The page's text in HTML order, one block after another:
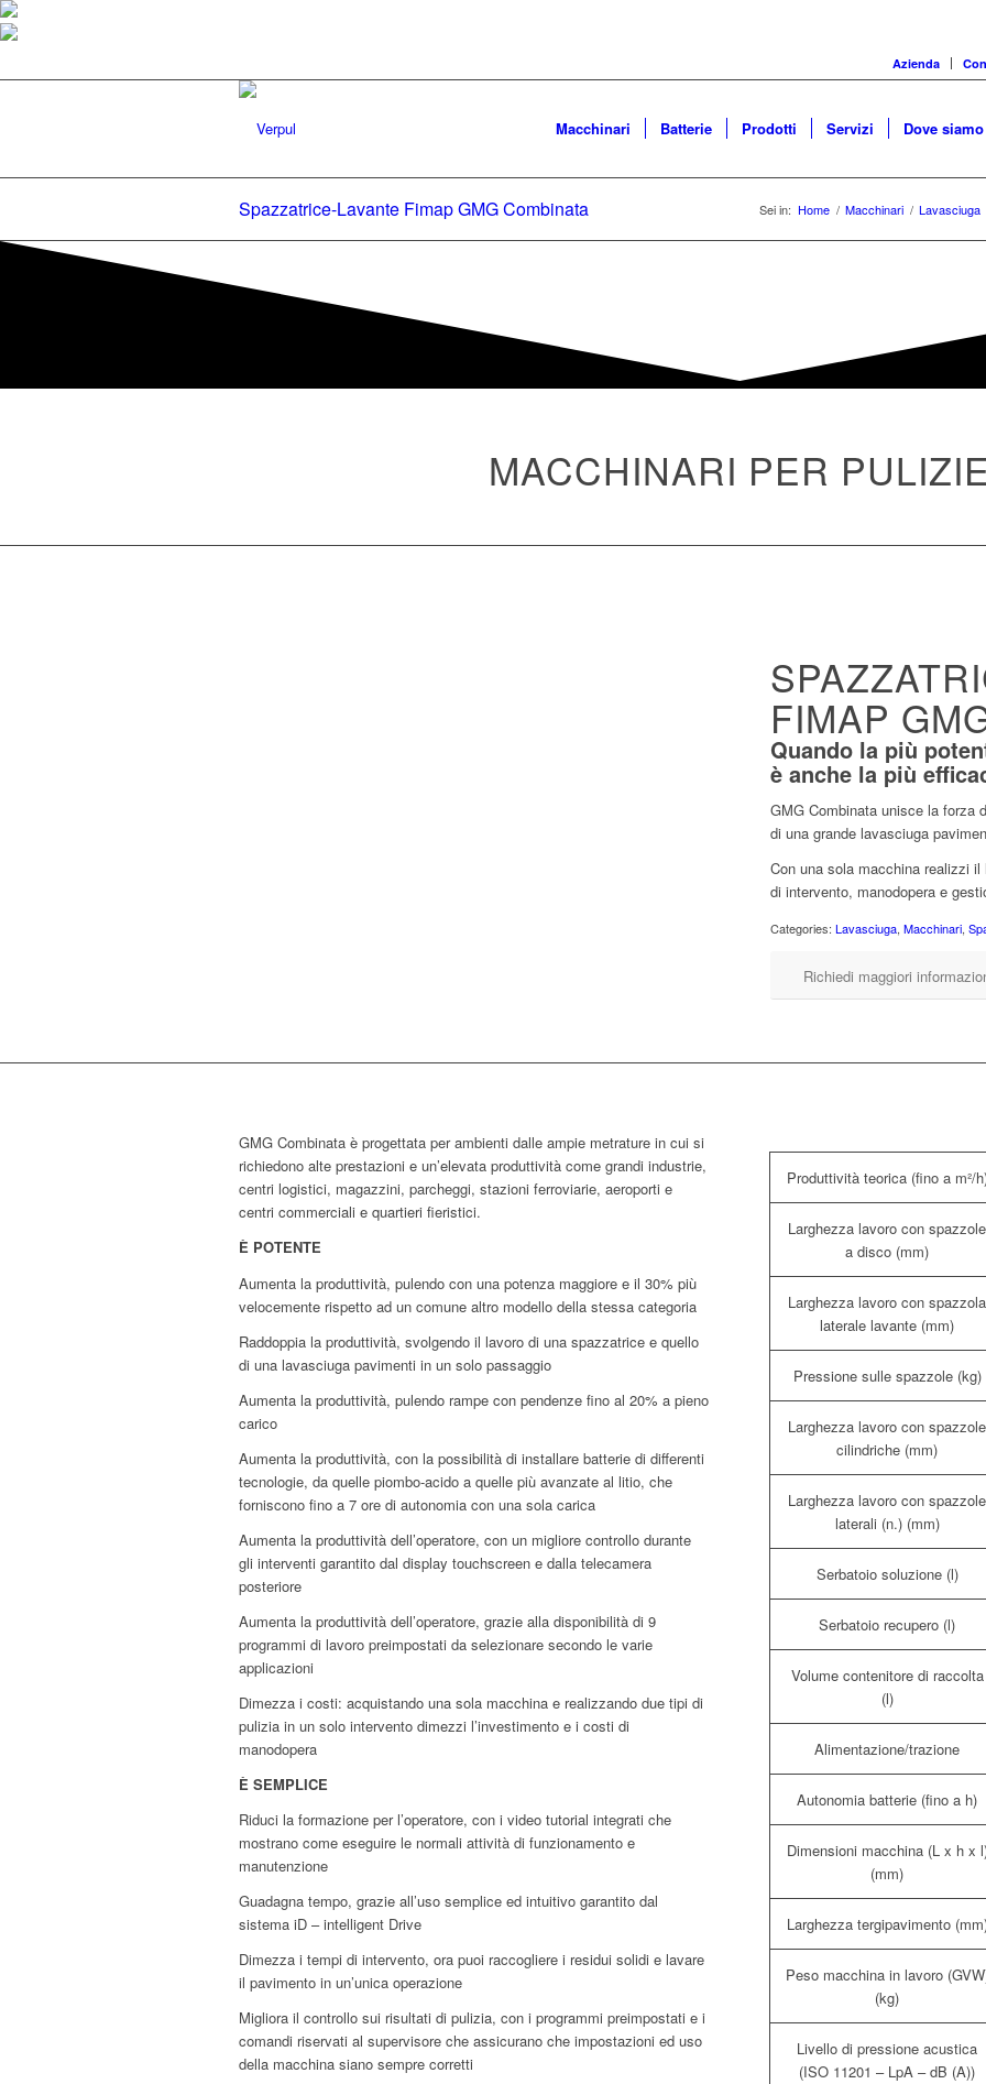
Azienda
Macchinari Batterie Prodotti Servizi Dove siamo
Spazzatrice-Lavante Fimap GMG Combinata Sei in: Home / Macchinari / Lavasciuga
MACCHINARI PER
FIMAP
Quando la più
è anche la più
GMG Combinata unisce la forza
di una grande lavasciuga
Con una sola macchina realizzi
di intervento, manodopera e
Categories: Lavasciuga, Macchinari,
Richiedi maggiori
GMG Combinata è progettata per ambienti dalle ampie metrature in cui si
richiedono alte prestazioni e un’elevata produttività come grandi industrie,
centri logistici, magazzini, parcheggi, stazioni ferroviarie, aeroporti e
centri commerciali e quartieri fieristici.
È POTENTE
Aumenta la produttività, pulendo con una potenza maggiore e il 30% più
velocemente rispetto ad un comune altro modello della stessa categoria
Raddoppia la produttività, svolgendo il lavoro di una spazzatrice e quello
di una lavasciuga pavimenti in un solo passaggio
Aumenta la produttività, pulendo rampe con pendenze fino al 20% a pieno
carico
Aumenta la produttività, con la possibilità di installare batterie di differenti
tecnologie, da quelle piombo-acido a quelle più avanzate al litio, che
forniscono fino a 7 ore di autonomia con una sola carica
Aumenta la produttività dell’operatore, con un migliore controllo durante
gli interventi garantito dal display touchscreen e dalla telecamera
posteriore
Aumenta la produttività dell’operatore, grazie alla disponibilità di 9
programmi di lavoro preimpostati da selezionare secondo le varie
applicazioni
Dimezza i costi: acquistando una sola macchina e realizzando due tipi di
pulizia in un solo intervento dimezzi l’investimento e i costi di
manodopera
È SEMPLICE
Riduci la formazione per l’operatore, con i video tutorial integrati che
mostrano come eseguire le normali attività di funzionamento e
manutenzione
Guadagna tempo, grazie all’uso semplice ed intuitivo garantito dal
sistema iD – intelligent Drive
Dimezza i tempi di intervento, ora puoi raccogliere i residui solidi e lavare
il pavimento in un’unica operazione
Migliora il controllo sui risultati di pulizia, con i programmi preimpostati e i
comandi riservati al supervisore che assicurano che impostazioni ed uso
della macchina siano sempre corretti
Produttività teorica (fino a m²/
Larghezza lavoro con spazzole
a disco (mm)
Larghezza lavoro con spazzola
laterale lavante (mm)
Pressione sulle spazzole (kg)
Larghezza lavoro con spazzole
cilindriche (mm)
Larghezza lavoro con spazzole
laterali (n.) (mm)
Serbatoio soluzione (l)
Serbatoio recupero (l)
Volume contenitore di raccolta
(l)
Alimentazione/trazione
Autonomia batterie (fino a h)
Dimensioni macchina (L x h x
(mm)
Larghezza tergipavimento
Peso macchina in lavoro
(kg)
Livello di pressione acustica
(ISO 11201 – LpA – dB (A))